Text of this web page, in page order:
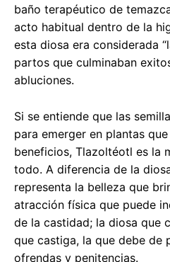
baño terapéutico de
acto habitual dentro de la
esta diosa era considerada
partos que culminaban
abluciones.
Si se entiende que las
para emerger en plantas
beneficios, Tlazoltéotl es la
todo. A diferencia de la
representa la belleza que
atracción física que puede
de la castidad; la diosa que
que castiga, la que debe de
ofrendas y penitencias.